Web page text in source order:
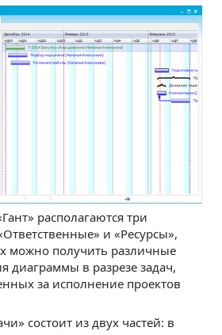
располагаются три
и «Ресурсы»,
можно получить различные
диаграммы в разрезе задач,
за исполнение проектов
состоит из двух частей: в